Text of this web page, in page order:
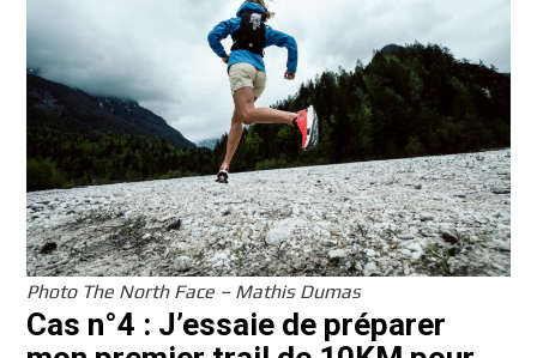
Photo The North Face – Mathis Dumas
Cas n°4 : J’essaie de préparer